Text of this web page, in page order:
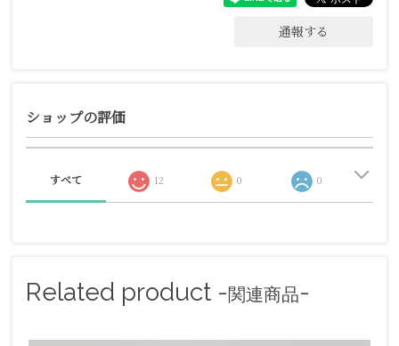
通報する
ショップの評価
すべて 12 0 0
Related product -関連商品-